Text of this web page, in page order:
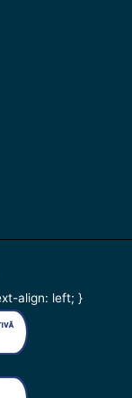
align: left; }